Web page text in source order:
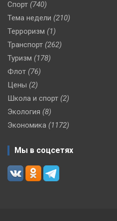
Спорт (740)
Тема недели (210)
Терроризм (1)
Транспорт (262)
Туризм (178)
Флот (76)
Цены (2)
Школа и спорт (2)
Экология (8)
Экономика (1172)
Мы в соцсетях